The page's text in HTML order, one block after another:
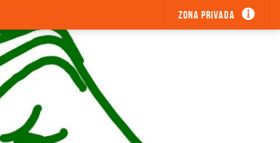
Zona privada